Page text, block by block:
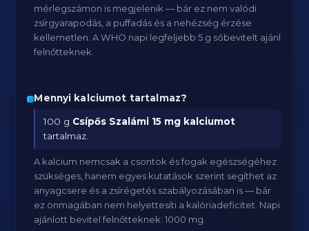
mérlegszámon is megjelenik — bár ez nem valódi
zsírgyarapodás, a puffadás és a nehézség érzése
kellemetlen. A WHO napi legfeljebb 5 g sóbevitelt ajánl
felnőtteknek.
Mennyi kalciumot tartalmaz?
100 g Csípős Szalámi 15 mg kalciumot
tartalmaz.
A kalcium nemcsak a csontok és fogak egészségéhez
szükséges, hanem egyes kutatások szerint segíthet az
anyagcsere és a zsírégetés szabályozásában is — bár
ez önmagában nem helyettesíti a kalóriadeficitet. Napi
ajánlott bevitel felnőtteknek: 1000 mg.